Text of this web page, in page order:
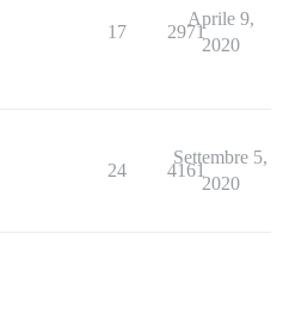
17 2971
Aprile 9,
2020
24 4161
Settembre 5,
2020